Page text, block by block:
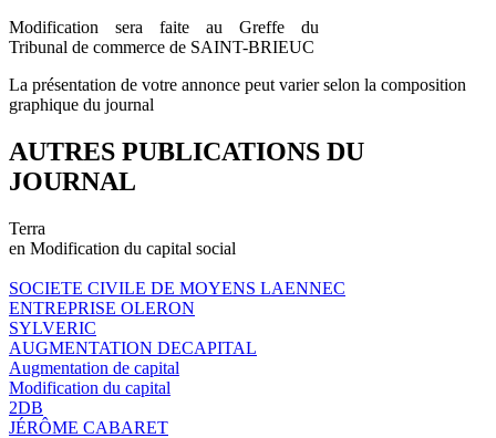
Modification sera faite au Greffe du
Tribunal de commerce de SAINT-BRIEUC
La présentation de votre annonce peut varier selon la composition
graphique du journal
AUTRES PUBLICATIONS DU
JOURNAL
Terra
en Modification du capital social
SOCIETE CIVILE DE MOYENS LAENNEC
ENTREPRISE OLERON
SYLVERIC
AUGMENTATION DECAPITAL
Augmentation de capital
Modification du capital
2DB
JÉRÔME CABARET